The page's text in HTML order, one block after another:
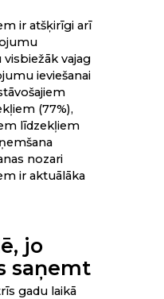
ir atšķirīgi arī
vajag
ieviešanai
(77%),
līdzekļiem
nozari
ir aktuālāka
jo
saņemt
gadu laikā